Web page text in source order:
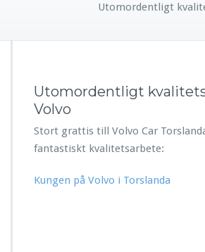
Utomordentligt
Utomordentligt
Volvo
Stort grattis till Volvo Car
fantastiskt kvalitetsarbete:
Kungen på Volvo i Torslanda